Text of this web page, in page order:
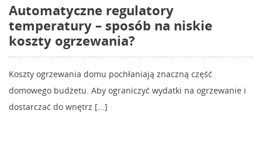
Automatyczne regulatory
temperatury – sposób na niskie
koszty ogrzewania?
Koszty ogrzewania domu pochłaniają znaczną część
domowego budżetu. Aby ograniczyć wydatki na ogrzewanie i
dostarczać do wnętrz [...]